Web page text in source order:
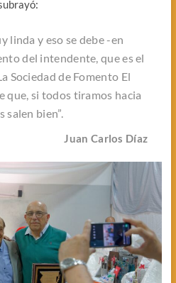
linda y eso se debe -en
del intendente, que es el
Sociedad de Fomento El
que, si todos tiramos hacia
salen bien”.
Juan Carlos Díaz